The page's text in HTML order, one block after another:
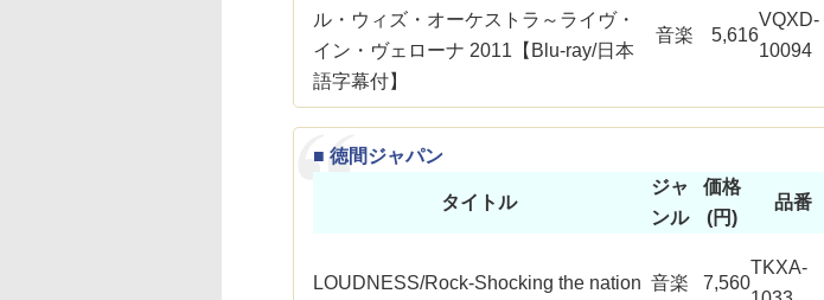
ル・ウィズ・オーケストラ～ライヴ・
イン・ヴェローナ 2011【Blu-ray/日本
語字幕付】
音楽 5,616
VQXD-
10094
■ 徳間ジャパン
タイトル
ジャ
ンル
価格
(円)
品番
LOUDNESS/Rock-Shocking the nation 音楽 7,560
TKXA-